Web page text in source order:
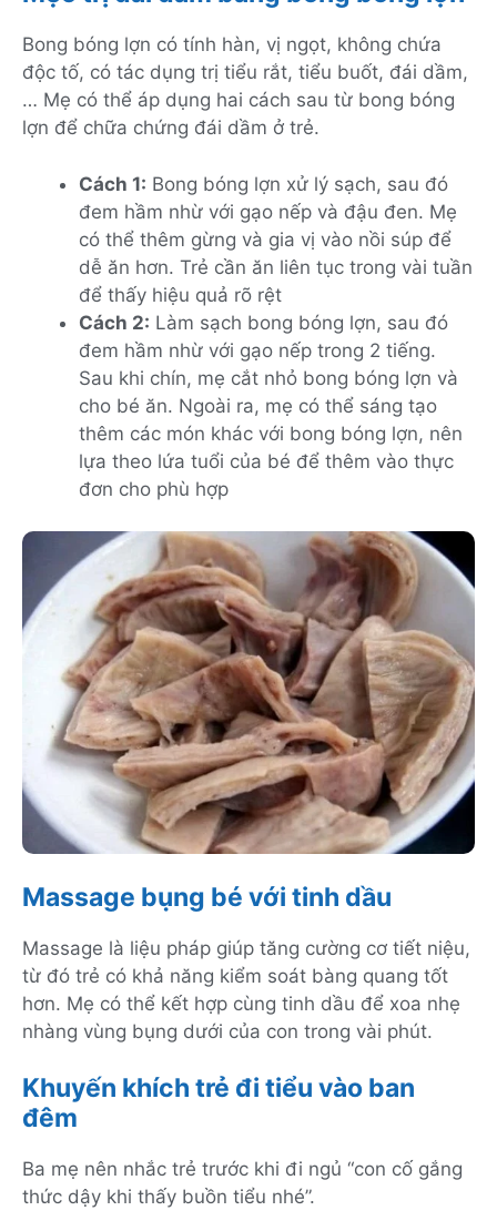
Bong bóng lợn có tính hàn, vị ngọt, không chứa
độc tố, có tác dụng trị tiểu rắt, tiểu buốt, đái dầm,
… Mẹ có thể áp dụng hai cách sau từ bong bóng
lợn để chữa chứng đái dầm ở trẻ.
Cách 1: Bong bóng lợn xử lý sạch, sau đó
đem hầm nhừ với gạo nếp và đậu đen. Mẹ
có thể thêm gừng và gia vị vào nồi súp để
dễ ăn hơn. Trẻ cần ăn liên tục trong vài tuần
để thấy hiệu quả rõ rệt
Cách 2: Làm sạch bong bóng lợn, sau đó
đem hầm nhừ với gạo nếp trong 2 tiếng.
Sau khi chín, mẹ cắt nhỏ bong bóng lợn và
cho bé ăn. Ngoài ra, mẹ có thể sáng tạo
thêm các món khác với bong bóng lợn, nên
lựa theo lứa tuổi của bé để thêm vào thực
đơn cho phù hợp
Massage bụng bé với tinh dầu
Massage là liệu pháp giúp tăng cường cơ tiết niệu,
từ đó trẻ có khả năng kiểm soát bàng quang tốt
hơn. Mẹ có thể kết hợp cùng tinh dầu để xoa nhẹ
nhàng vùng bụng dưới của con trong vài phút.
Khuyến khích trẻ đi tiểu vào ban
đêm
Ba mẹ nên nhắc trẻ trước khi đi ngủ “con cố gắng
thức dậy khi thấy buồn tiểu nhé”.